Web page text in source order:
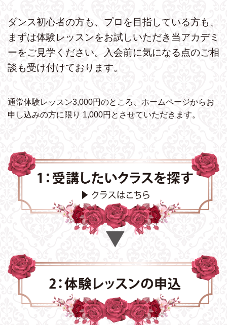
ダンス初心者の方も、プロを目指している方も、
まずは体験レッスンをお試しいただき 当アカデミ
ーをご見学ください。
入会前に気になる点のご相
談も受け付けております。
通常体験レッスン3,000円のところ、ホームページからお
申し込みの方に限り 1,000円とさせていただきます。